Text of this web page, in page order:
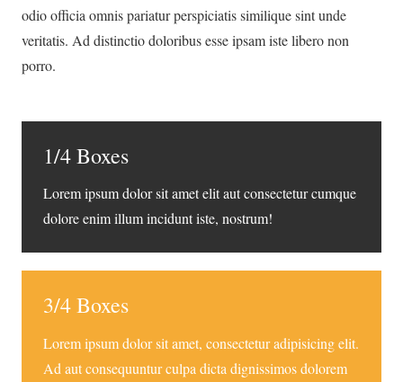
odio officia omnis pariatur perspiciatis similique sint unde
veritatis. Ad distinctio doloribus esse ipsam iste libero non
porro.
1/4 Boxes
Lorem ipsum dolor sit amet elit aut consectetur cumque
dolore enim illum incidunt iste, nostrum!
3/4 Boxes
Lorem ipsum dolor sit amet, consectetur adipisicing elit.
Ad aut consequuntur culpa dicta dignissimos dolorem